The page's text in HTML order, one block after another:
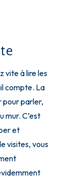
vite à lire les
compte. La
pour parler,
mur. C’est
et
visites, vous